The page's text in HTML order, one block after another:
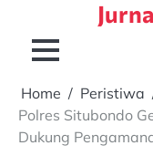
content
Home
Peristiwa
Polres Situbondo
Dukung